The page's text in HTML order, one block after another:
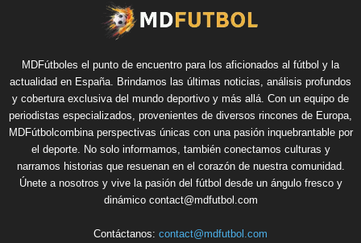
MDFútboles el punto de encuentro para los aficionados al fútbol y la
actualidad en España. Brindamos las últimas noticias, análisis profundos
y cobertura exclusiva del mundo deportivo y más allá. Con un equipo de
periodistas especializados, provenientes de diversos rincones de Europa,
MDFútbolcombina perspectivas únicas con una pasión inquebrantable por
el deporte. No solo informamos, también conectamos culturas y
narramos historias que resuenan en el corazón de nuestra comunidad.
Únete a nosotros y vive la pasión del fútbol desde un ángulo fresco y
dinámico contact@mdfutbol.com
Contáctanos: contact@mdfutbol.com